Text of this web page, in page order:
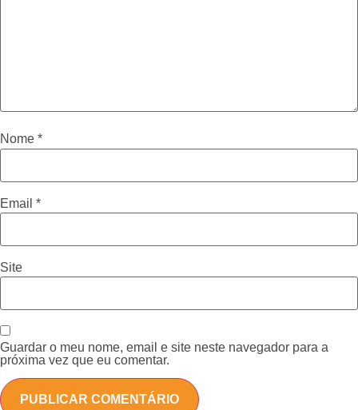
Nome *
Email *
Site
Guardar o meu nome, email e site neste navegador para a
próxima vez que eu comentar.